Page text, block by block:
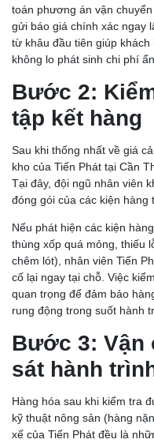
toán phương án vận
gửi báo giá chính xác ngay
từ khâu đầu tiên giúp
không lo phát sinh chi phí
Bước 2:
tập kết hàng
Sau khi thống nhất về giá
kho của Tiến Phát tại Cần
Tại đây, đội ngũ nhân viên
đóng gói của các kiện hàng
Nếu phát hiện các kiện
thùng xốp quá mỏng, thiếu
chêm lót), nhân viên Tiến
cố lại ngay tại chỗ. Việc
quan trọng để đảm bảo
rung động trong suốt hành
Bước 3: Vận
sát hành
Hàng hóa sau khi kiểm tra
kỹ thuật nông sản (hàng
xế của Tiến Phát đều là